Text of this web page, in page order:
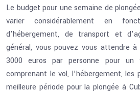
Le budget pour une semaine de
varier considérablement en
d’hébergement, de transport et
général, vous pouvez vous attendre
3000 euros par personne pour un
comprenant le vol, l’hébergement, les
meilleure période pour la plongée à